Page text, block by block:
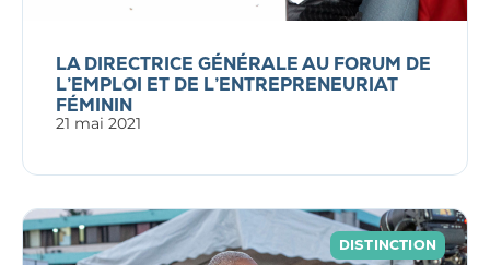
LA DIRECTRICE GÉNÉRALE AU FORUM DE
L’EMPLOI ET DE L’ENTREPRENEURIAT
FÉMININ
21 mai 2021
DISTINCTION